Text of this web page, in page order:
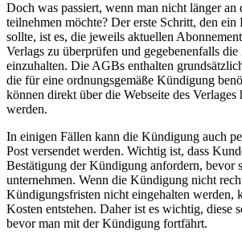
Doch was passiert, wenn man nicht länger an
teilnehmen möchte? Der erste Schritt, den ein
sollte, ist es, die jeweils aktuellen
Verlags zu überprüfen und gegebenenfalls
einzuhalten. Die AGBs enthalten
die für eine ordnungsgemäße Kündigung
können direkt über die Webseite des Verlages
werden.
In einigen Fällen kann die Kündigung auch
Post versendet werden. Wichtig ist, dass
Bestätigung der Kündigung anfordern, bevor
unternehmen. Wenn die Kündigung nicht
Kündigungsfristen nicht eingehalten werden,
Kosten entstehen. Daher ist es wichtig, diese
bevor man mit der Kündigung fortfährt.